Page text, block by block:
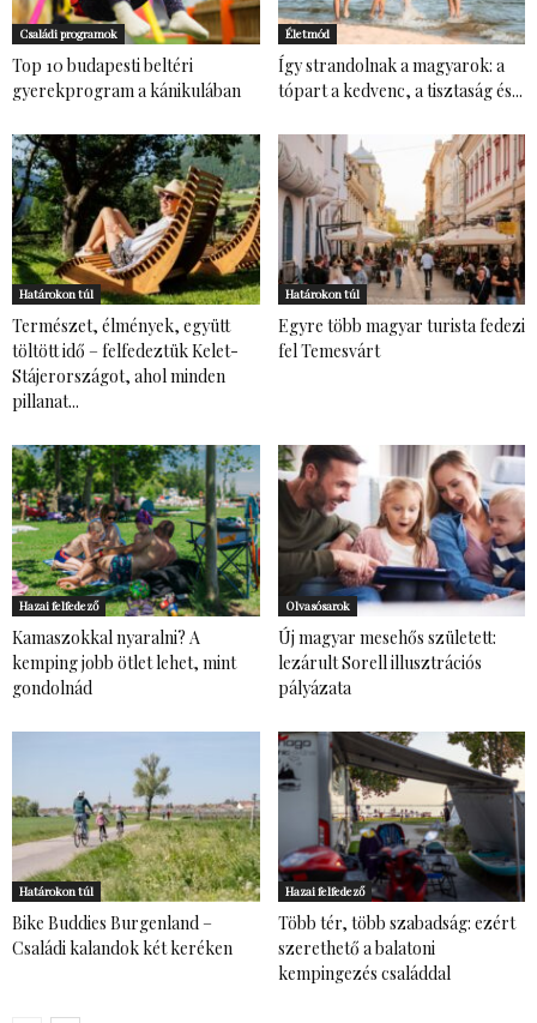
Családi programok
Top 10 budapesti beltéri
gyerekprogram a kánikulában
Életmód
Így strandolnak a magyarok: a
tópart a kedvenc, a tisztaság és...
Határokon túl
Természet, élmények, együtt
töltött idő – felfedeztük Kelet-
Stájerországot, ahol minden
pillanat...
Határokon túl
Egyre több magyar turista fedezi
fel Temesvárt
Hazai felfedező
Kamaszokkal nyaralni? A
kemping jobb ötlet lehet, mint
gondolnád
Olvasósarok
Új magyar mesehős született:
lezárult Sorell illusztrációs
pályázata
Határokon túl
Bike Buddies Burgenland –
Családi kalandok két keréken
Hazai felfedező
Több tér, több szabadság: ezért
szerethető a balatoni
kempingezés családdal